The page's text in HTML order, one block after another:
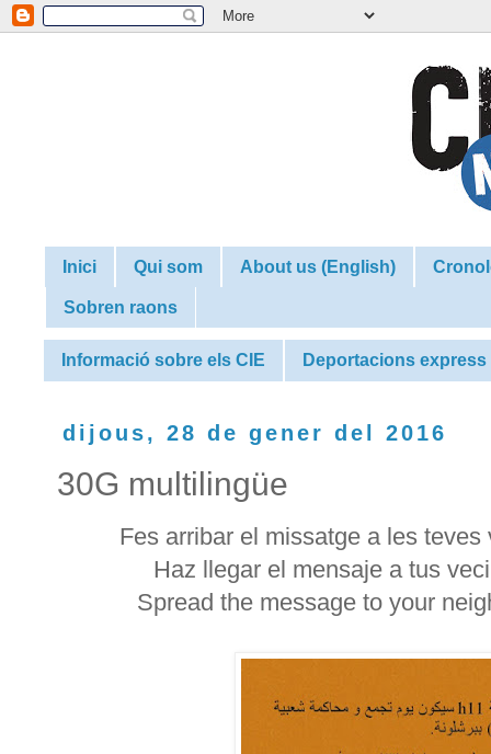
Inici Qui som About us (English)
Sobren raons
Informació sobre els CIE Deportacions express
dijous, 28 de gener del 2016
30G multilingüe
Fes arribar el missatge a les
Haz llegar el mensaje a tus
Spread the message to your